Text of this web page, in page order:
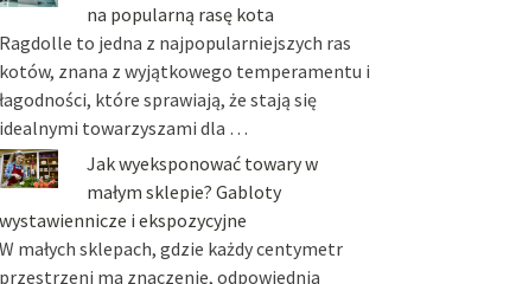
na popularną rasę kota
Ragdolle to jedna z najpopularniejszych ras
kotów, znana z wyjątkowego temperamentu i
łagodności, które sprawiają, że stają się
idealnymi towarzyszami dla …
Jak wyeksponować towary w
małym sklepie? Gabloty
wystawiennicze i ekspozycyjne
W małych sklepach, gdzie każdy centymetr
przestrzeni ma znaczenie, odpowiednia